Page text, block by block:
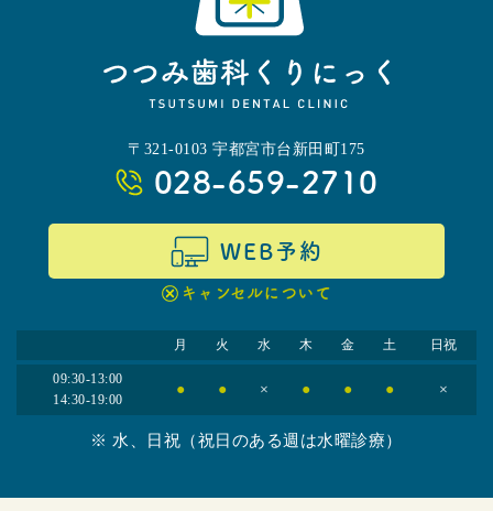
〒321-0103 宇都宮市台新田町175
028-659-2710
WEB予約
キャンセルについて
月 火 水 木 金 土 日祝
09:30-13:00
14:30-19:00
● ● × ● ● ● ×
※ 水、日祝（祝日のある週は水曜診療）